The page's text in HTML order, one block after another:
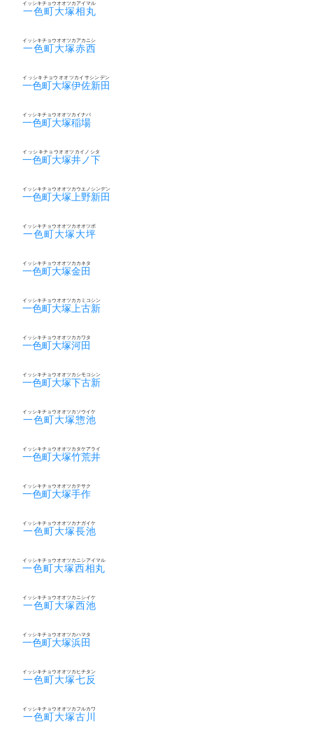
一色町大塚相丸
イッシキチョウオオツカアイマル
一色町大塚赤西
イッシキチョウオオツカアカニシ
一色町大塚伊佐新田
イッシキチョウオオツカイサシンデン
一色町大塚稲場
イッシキチョウオオツカイナバ
一色町大塚井ノ下
イッシキチョウオオツカイノシタ
一色町大塚上野新田
イッシキチョウオオツカウエノシンデン
一色町大塚大坪
イッシキチョウオオツカオオツボ
一色町大塚金田
イッシキチョウオオツカカネタ
一色町大塚上古新
イッシキチョウオオツカカミコシン
一色町大塚河田
イッシキチョウオオツカカワタ
一色町大塚下古新
イッシキチョウオオツカシモコシン
一色町大塚惣池
イッシキチョウオオツカソウイケ
一色町大塚竹荒井
イッシキチョウオオツカタケアライ
一色町大塚手作
イッシキチョウオオツカテサク
一色町大塚長池
イッシキチョウオオツカナガイケ
一色町大塚西相丸
イッシキチョウオオツカニシアイマル
一色町大塚西池
イッシキチョウオオツカニシイケ
一色町大塚浜田
イッシキチョウオオツカハマタ
一色町大塚七反
イッシキチョウオオツカヒチタン
一色町大塚古川
イッシキチョウオオツカフルカワ